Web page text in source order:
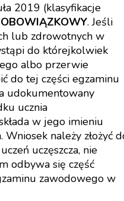
2019 (klasyfikacje
OBOWIĄZKOWY. Jeśli
lub zdrowotnych w
do którejkolwiek
albo przerwie
do tej części egzaminu
udokumentowany
ucznia
w jego imieniu
należy złożyć
uczęszcza, nie
odbywa się część
zawodowego w